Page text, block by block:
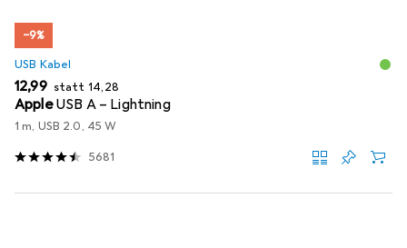
−9%
USB Kabel
EUR
12,99 statt EUR
14,28
AppleUSB A – Lightning
1 m, USB 2.0, 45 W
5681